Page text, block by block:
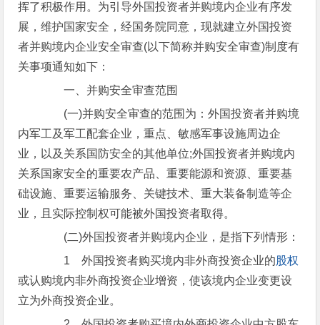
挥了积极作用。为引导外国投资者并购境内企业有序发
展，维护国家安全，经国务院同意，现就建立外国投资
者并购境内企业安全审查(以下简称并购安全审查)制度有
关事项通知如下：
一、并购安全审查范围
(一)并购安全审查的范围为：外国投资者并购境
内军工及军工配套企业，重点、敏感军事设施周边企
业，以及关系国防安全的其他单位;外国投资者并购境内
关系国家安全的重要农产品、重要能源和资源、重要基
础设施、重要运输服务、关键技术、重大装备制造等企
业，且实际控制权可能被外国投资者取得。
(二)外国投资者并购境内企业，是指下列情形：
1 外国投资者购买境内非外商投资企业的股权
或认购境内非外商投资企业增资，使该境内企业变更设
立为外商投资企业。